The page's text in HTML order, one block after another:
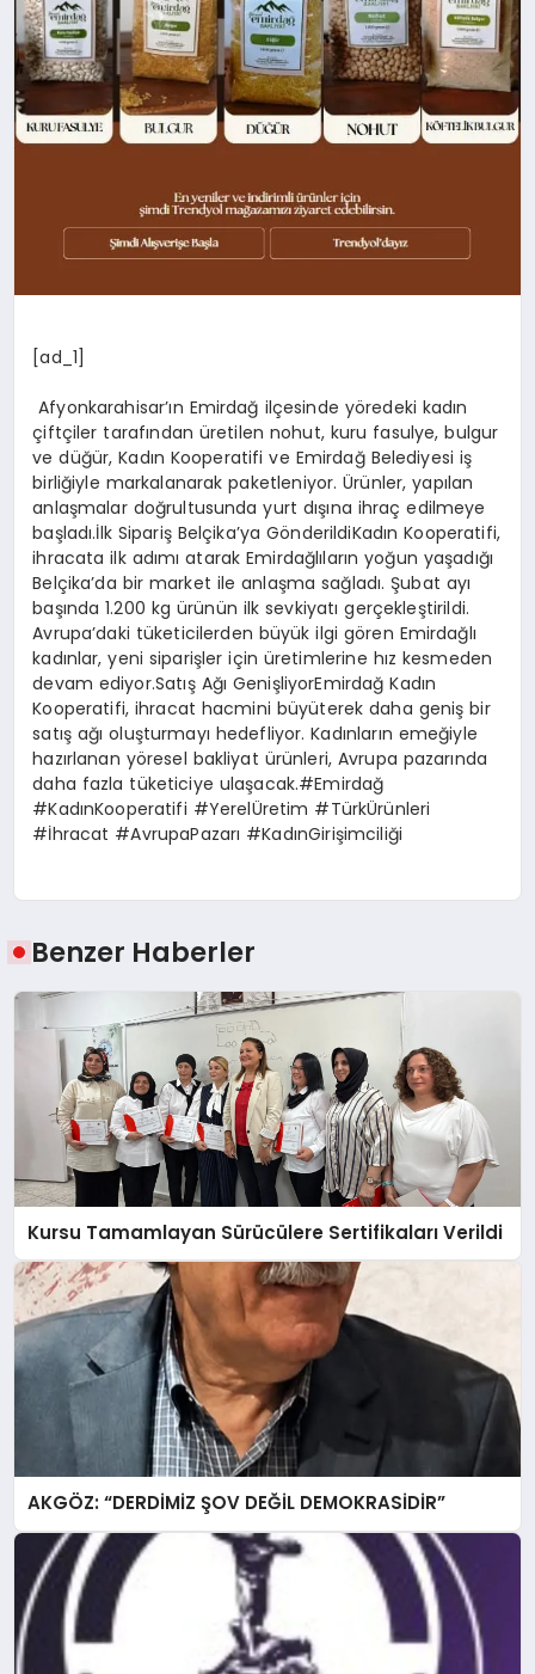
[ad_1]
Afyonkarahisar’ın Emirdağ ilçesinde yöredeki kadın
çiftçiler tarafından üretilen nohut, kuru fasulye, bulgur
ve düğür, Kadın Kooperatifi ve Emirdağ Belediyesi iş
birliğiyle markalanarak paketleniyor. Ürünler, yapılan
anlaşmalar doğrultusunda yurt dışına ihraç edilmeye
başladı.İlk Sipariş Belçika’ya GönderildiKadın Kooperatifi,
ihracata ilk adımı atarak Emirdağlıların yoğun yaşadığı
Belçika’da bir market ile anlaşma sağladı. Şubat ayı
başında 1.200 kg ürünün ilk sevkiyatı gerçekleştirildi.
Avrupa’daki tüketicilerden büyük ilgi gören Emirdağlı
kadınlar, yeni siparişler için üretimlerine hız kesmeden
devam ediyor.Satış Ağı GenişliyorEmirdağ Kadın
Kooperatifi, ihracat hacmini büyüterek daha geniş bir
satış ağı oluşturmayı hedefliyor. Kadınların emeğiyle
hazırlanan yöresel bakliyat ürünleri, Avrupa pazarında
daha fazla tüketiciye ulaşacak.#Emirdağ
#KadınKooperatifi #YerelÜretim #TürkÜrünleri
#İhracat #AvrupaPazarı #KadınGirişimciliği
Benzer Haberler
Kursu Tamamlayan Sürücülere Sertifikaları Verildi
AKGÖZ: “DERDİMİZ ŞOV DEĞİL DEMOKRASİDİR”